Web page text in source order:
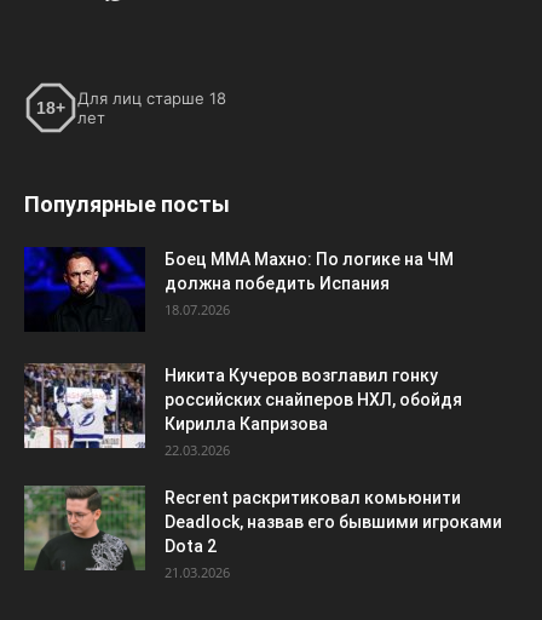
18+
Для лиц старше 18
лет
Популярные посты
Боец ММА Махно: По логике на ЧМ
должна победить Испания
18.07.2026
Никита Кучеров возглавил гонку
российских снайперов НХЛ, обойдя
Кирилла Капризова
22.03.2026
Recrent раскритиковал комьюнити
Deadlock, назвав его бывшими игроками
Dota 2
21.03.2026